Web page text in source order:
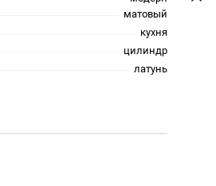
матовый
кухня
цилиндр
латунь